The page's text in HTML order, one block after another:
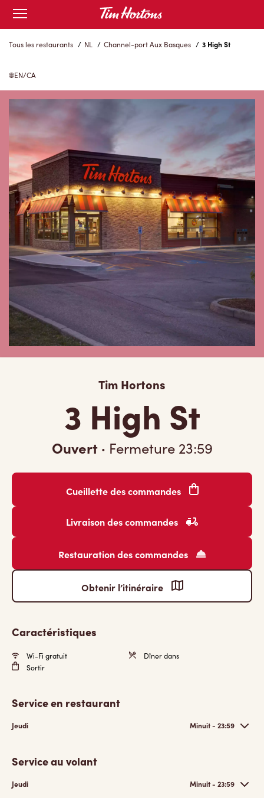
Skip
Content
Open
mobile
menu
Tous les restaurants / NL / Channel-port Aux Basques / 3 High St
EN/CA
Tim Hortons
3 High St
Ouvert · Fermeture 23:59
Cueillette des commandes
Livraison des commandes
Restauration des commandes
Obtenir l’itinéraire
Caractéristiques
Wi-Fi gratuit
Dîner dans
Sortir
Service en restaurant
Jeudi Minuit - 23:59
Service au volant
Jeudi Minuit - 23:59